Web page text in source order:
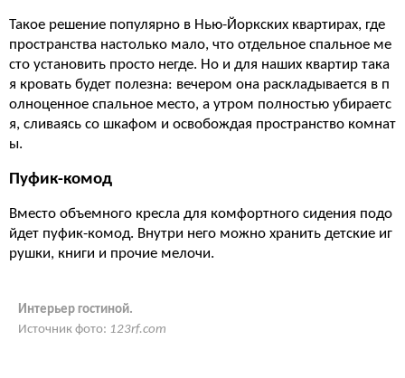
Такое решение популярно в Нью-Йоркских квартирах, где
пространства настолько мало, что отдельное спальное ме
сто установить просто негде. Но и для наших квартир така
я кровать будет полезна: вечером она раскладывается в п
олноценное спальное место, а утром полностью убираетс
я, сливаясь со шкафом и освобождая пространство комнат
ы.
Пуфик-комод
Вместо объемного кресла для комфортного сидения подо
йдет пуфик-комод. Внутри него можно хранить детские иг
рушки, книги и прочие мелочи.
Интерьер гостиной.
Источник фото: 123rf.com